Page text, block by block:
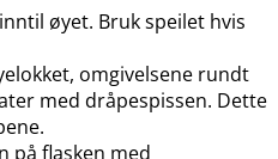
øyet. Bruk speilet hvis
omgivelsene rundt
med dråpespissen. Dette
på flasken med